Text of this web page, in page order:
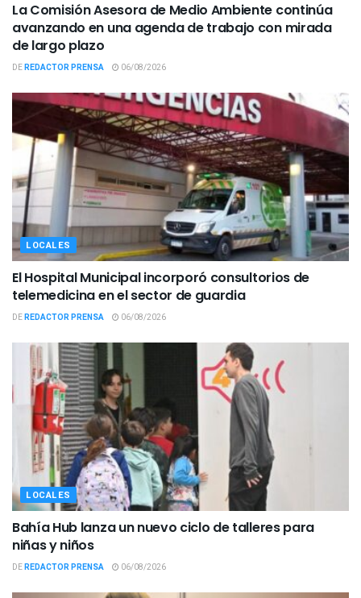
La Comisión Asesora de Medio Ambiente continúa
avanzando en una agenda de trabajo con mirada
de largo plazo
DEREDACTOR PRENSA 06/08/2026
LOCALES
El Hospital Municipal incorporó consultorios de
telemedicina en el sector de guardia
DEREDACTOR PRENSA 06/08/2026
LOCALES
Bahía Hub lanza un nuevo ciclo de talleres para
niñas y niños
DEREDACTOR PRENSA 06/08/2026